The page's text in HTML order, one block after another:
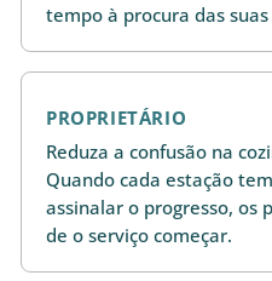
tempo à procura das
PROPRIETÁRIO
Reduza a confusão na
Quando cada estação
assinalar o progresso, os
de o serviço começar.